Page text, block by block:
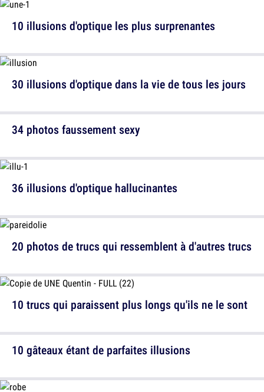
10 illusions d'optique les plus surprenantes
34 photos faussement sexy
20 photos de trucs qui ressemblent à d'autres trucs
30 illusions d'optique dans la vie de tous les jours
36 illusions d'optique hallucinantes
10 trucs qui paraissent plus longs qu'ils ne le sont
10 gâteaux étant de parfaites illusions